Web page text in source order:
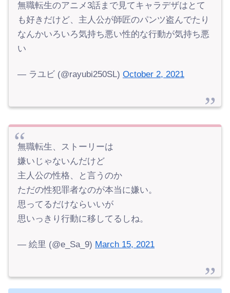
無職転生のアニメ3話まで見てキャラデザはとて
も好きだけど、主人公が師匠のパンツ盗んでたり
なんかいろいろ気持ち悪い性的な行動が気持ち悪
い
— ラユビ (@rayubi250SL) October 2, 2021
無職転生、ストーリーは
嫌いじゃないんだけど
主人公の性格、と言うのか
ただの性犯罪者なのが本当に嫌い。
思ってるだけならいいが
思いっきり行動に移してるしね。
— 絵里 (@e_Sa_9) March 15, 2021